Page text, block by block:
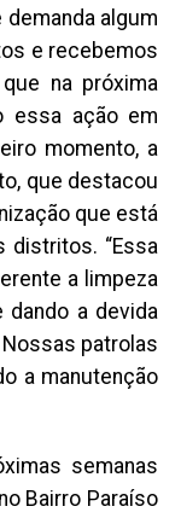
algum
e recebemos
na próxima
essa ação em
momento, a
que destacou
que está
distritos. “Essa
a limpeza
dando a devida
patrolas
a manutenção
semanas
Bairro Paraíso